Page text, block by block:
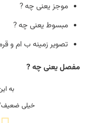
موجز یعنی چه ?
مبسوط یعنی چه ?
تصویر زمینه ب ام و
مفصل یعنی چه ?
به
خیلی